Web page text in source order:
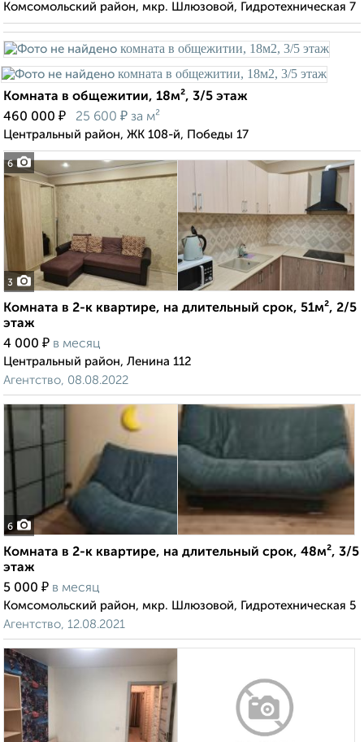
Комсомольский район, мкр. Шлюзовой, Гидротехническая 7
6
Комната в общежитии, 18м², 3/5 этаж
460 000 ₽ 25 600 ₽ за м²
Центральный район, ЖК 108-й, Победы 17
3
Комната в 2-к квартире, на длительный срок, 51м², 2/5
этаж
4 000 ₽ в месяц
Центральный район, Ленина 112
Агентство, 08.08.2022
6
Комната в 2-к квартире, на длительный срок, 48м², 3/5
этаж
5 000 ₽ в месяц
Комсомольский район, мкр. Шлюзовой, Гидротехническая 5
Агентство, 12.08.2021